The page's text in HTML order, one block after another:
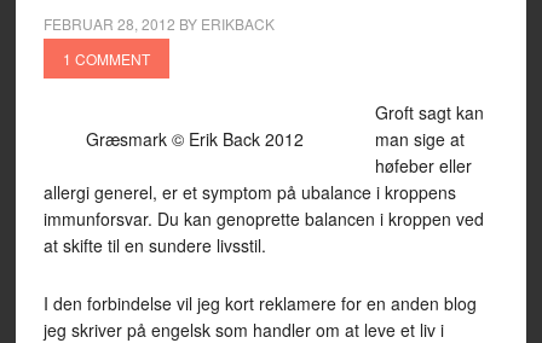
FEBRUAR 28, 2012 BY ERIKBACK
1 COMMENT
Græsmark © Erik Back 2012
Groft sagt kan
man sige at
høfeber eller
allergi generel, er et symptom på ubalance i kroppens
immunforsvar. Du kan genoprette balancen i kroppen ved
at skifte til en sundere livsstil.
I den forbindelse vil jeg kort reklamere for en anden blog
jeg skriver på engelsk som handler om at leve et liv i